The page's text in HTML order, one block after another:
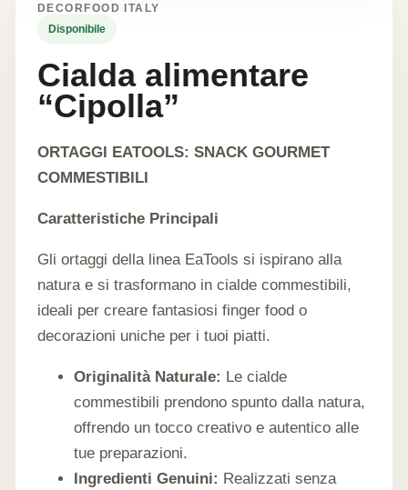
DECORFOOD ITALY
Disponibile
Cialda alimentare
“Cipolla”
ORTAGGI EATOOLS: SNACK GOURMET
COMMESTIBILI
Caratteristiche Principali
Gli ortaggi della linea EaTools si ispirano alla
natura e si trasformano in cialde commestibili,
ideali per creare fantasiosi finger food o
decorazioni uniche per i tuoi piatti.
Originalità Naturale: Le cialde
commestibili prendono spunto dalla natura,
offrendo un tocco creativo e autentico alle
tue preparazioni.
Ingredienti Genuini: Realizzati senza